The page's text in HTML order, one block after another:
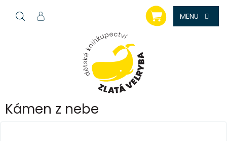
NÁKUPNÍ
KOŠÍK
Kámen z nebe